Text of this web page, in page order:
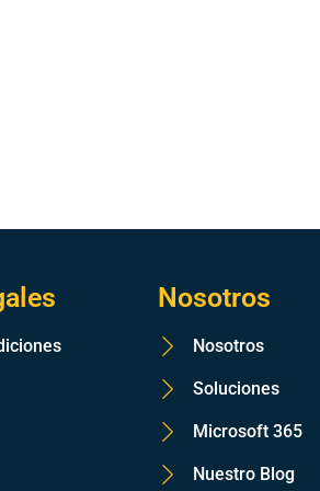
Nosotros
Nosotros
Soluciones
Microsoft 365
Nuestro Blog